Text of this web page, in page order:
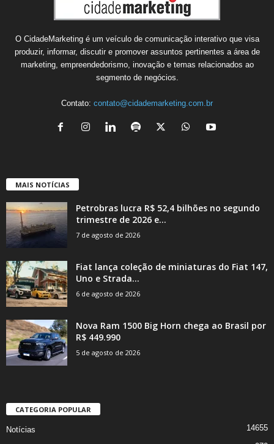
O CidadeMarketing é um veículo de comunicação interativo que visa
produzir, informar, discutir e promover assuntos pertinentes a área de
marketing, empreendedorismo, inovação e temas relacionados ao
segmento de negócios.
Contato: contato@cidademarketing.com.br
MAIS NOTÍCIAS
Petrobras lucra R$ 52,4 bilhões no segundo
trimestre de 2026 e...
7 de agosto de 2026
Fiat lança coleção de miniaturas do Fiat 147,
Uno e Strada...
6 de agosto de 2026
Nova Ram 1500 Big Horn chega ao Brasil por
R$ 449.990
5 de agosto de 2026
CATEGORIA POPULAR
Notícias 14655